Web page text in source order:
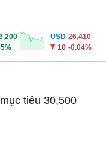
USD 26,410
10 -0.04%
tiêu 30,500